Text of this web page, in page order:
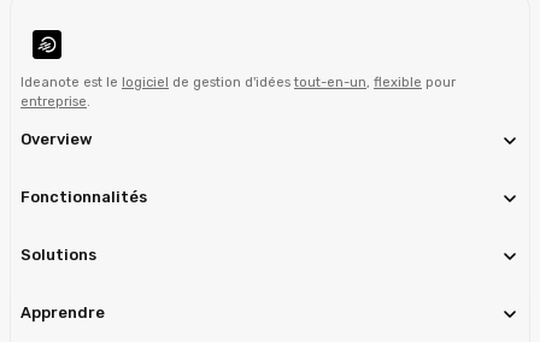
Ideanote est le logiciel de gestion d'idéestout-en-un, flexible pour
entreprise.
Overview
Fonctionnalités
Solutions
Apprendre